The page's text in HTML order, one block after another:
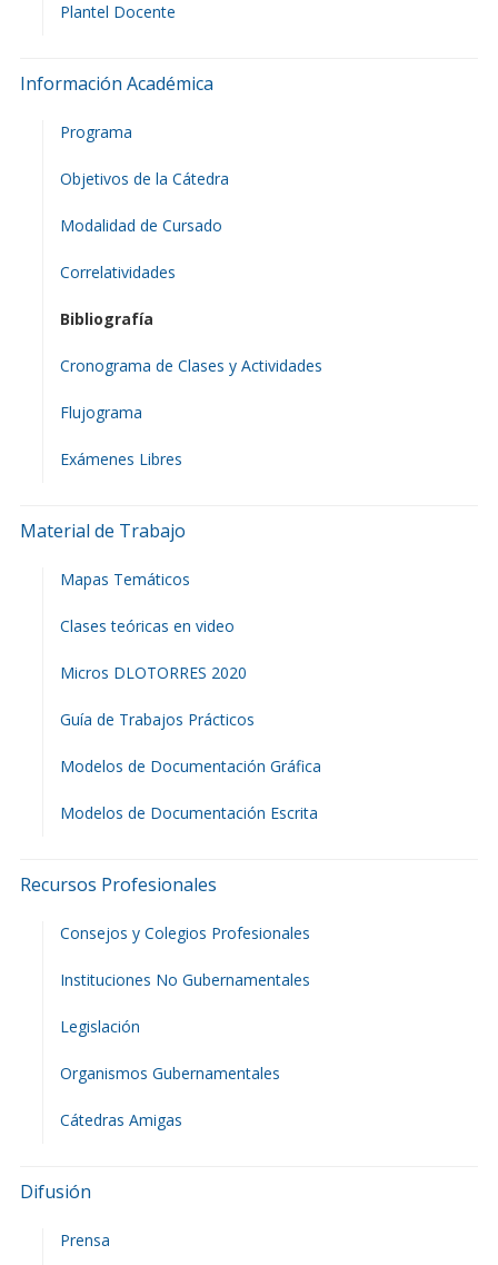
Plantel Docente
Información Académica
Programa
Objetivos de la Cátedra
Modalidad de Cursado
Correlatividades
Bibliografía
Cronograma de Clases y Actividades
Flujograma
Exámenes Libres
Material de Trabajo
Mapas Temáticos
Clases teóricas en video
Micros DLOTORRES 2020
Guía de Trabajos Prácticos
Modelos de Documentación Gráfica
Modelos de Documentación Escrita
Recursos Profesionales
Consejos y Colegios Profesionales
Instituciones No Gubernamentales
Legislación
Organismos Gubernamentales
Cátedras Amigas
Difusión
Prensa